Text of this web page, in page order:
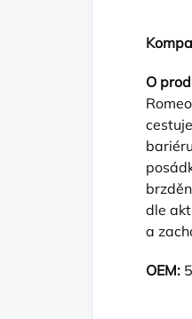
O
dle
a
OEM: